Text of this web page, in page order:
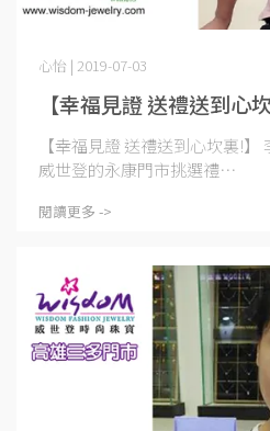
【幸福見證 送禮送到心
心怡 | 2019-07-03
【幸福見證 送禮送到心坎裏!
威世登的永康門市挑選禮⋯
閱讀更多 ->